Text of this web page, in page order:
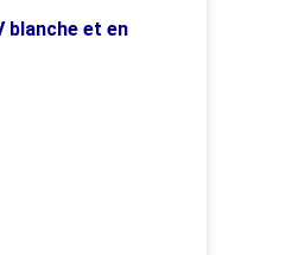
blanche et en